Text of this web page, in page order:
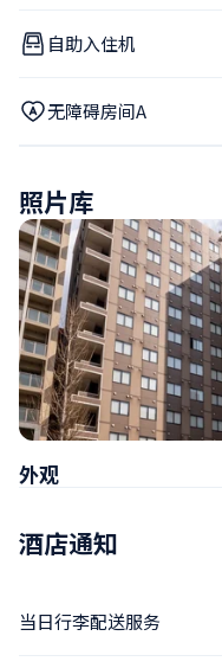
自助入住机
无障碍房间A
照片库
外观
酒店通知
当日行李配送服务